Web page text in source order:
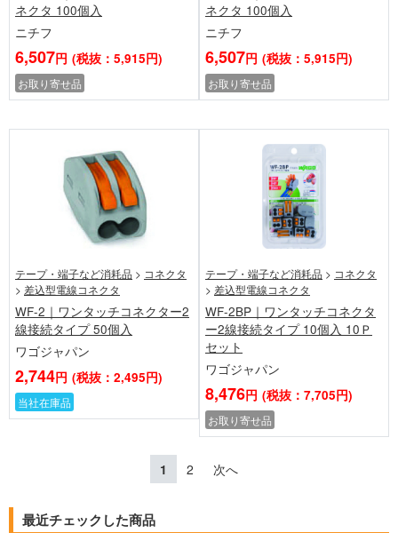
ネクタ 100個入
ニチフ
6,507円 (税抜：5,915円)
お取り寄せ品
ネクタ 100個入
ニチフ
6,507円 (税抜：5,915円)
お取り寄せ品
テープ・端子など消耗品 > コネクタ
> 差込型電線コネクタ
WF-2｜ワンタッチコネクター2
線接続タイプ 50個入
ワゴジャパン
2,744円 (税抜：2,495円)
当社在庫品
テープ・端子など消耗品 > コネクタ
> 差込型電線コネクタ
WF-2BP｜ワンタッチコネクタ
ー2線接続タイプ 10個入 10Ｐ
セット
ワゴジャパン
8,476円 (税抜：7,705円)
お取り寄せ品
1 2 次へ
最近チェックした商品